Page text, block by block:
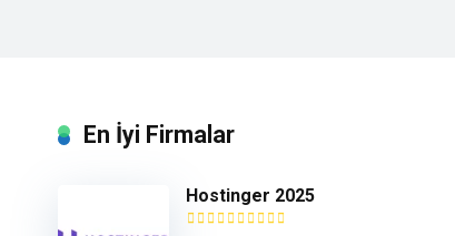
En İyi Firmalar
Hostinger 2025